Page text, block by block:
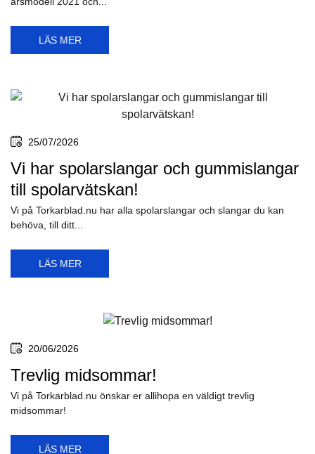
LÄS MER
25/07/2026
Vi har spolarslangar och gummislangar
till spolarvätskan!
Vi på Torkarblad.nu har alla spolarslangar och slangar du kan
behöva, till ditt...
LÄS MER
20/06/2026
Trevlig midsommar!
Vi på Torkarblad.nu önskar er allihopa en väldigt trevlig
midsommar!
LÄS MER